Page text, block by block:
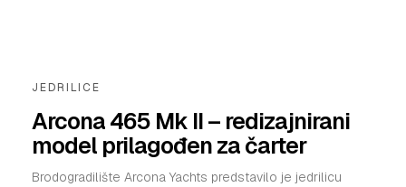
JEDRILICE
Arcona 465 Mk II – redizajnirani
model prilagođen za čarter
Brodogradilište Arcona Yachts predstavilo je jedrilicu